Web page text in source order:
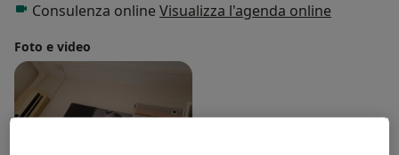
Consulenza online Visualizza l'agenda online
Foto e video